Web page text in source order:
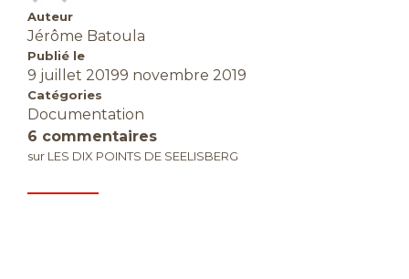
Auteur
Jérôme Batoula
Publié le
9 juillet 20199 novembre 2019
Catégories
Documentation
6 commentaires
sur LES DIX POINTS DE SEELISBERG